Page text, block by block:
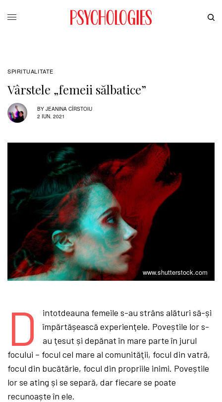
SPIRITUALITATE
Vârstele „femeii sălbatice”
BY JEANINA CÎRSTOIU
2 IUN. 2021
www.shutterstock.com
D
intotdeauna femeile s-au strâns alături să-și
împărtășească experienţele. Poveștile lor s-
au ţesut și depănat în mare parte în jurul
focului – focul cel mare al comunităţii, focul din vatră,
focul din bucătărie, focul din propriile inimi. Poveștile
lor se ating și se separă, dar fiecare se poate
recunoaște în ele.